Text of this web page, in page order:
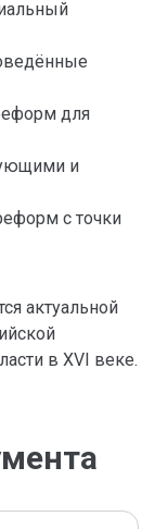
для
и
с точки
актуальной
в XVI веке.